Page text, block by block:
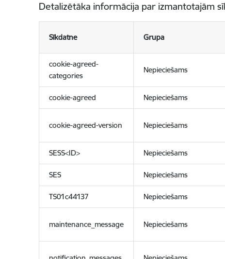
Detalizētāka informācija par izmantotajām
Sīkdatne Grupa
cookie-agreed-
categories
Nepieciešams
cookie-agreed Nepieciešams
cookie-agreed-version Nepieciešams
SESS<ID> Nepieciešams
SES Nepieciešams
TS01c44137 Nepieciešams
maintenance_message Nepieciešams